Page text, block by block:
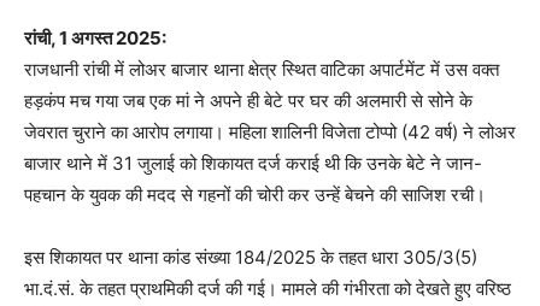
रांची, 1 अगस्त 2025:
राजधानी रांची में लोअर बाजार थाना क्षेत्र स्थित वाटिका अपार्टमेंट में उस वक्त
हड़कंप मच गया जब एक मां ने अपने ही बेटे पर घर की अलमारी से सोने के
जेवरात चुराने का आरोप लगाया। महिला शालिनी विजेता टोप्पो (42 वर्ष) ने लोअर
बाजार थाने में 31 जुलाई को शिकायत दर्ज कराई थी कि उनके बेटे ने जान-
पहचान के युवक की मदद से गहनों की चोरी कर उन्हें बेचने की साजिश रची।
इस शिकायत पर थाना कांड संख्या 184/2025 के तहत धारा 305/3(5)
भा.दं.सं. के तहत प्राथमिकी दर्ज की गई। मामले की गंभीरता को देखते हुए वरिष्ठ